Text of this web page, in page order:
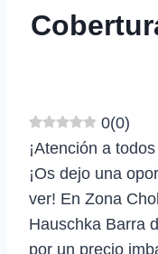
0(0)
¡Atención a
¡Os dejo una
ver! En Zona
Hauschka Barra
por un precio